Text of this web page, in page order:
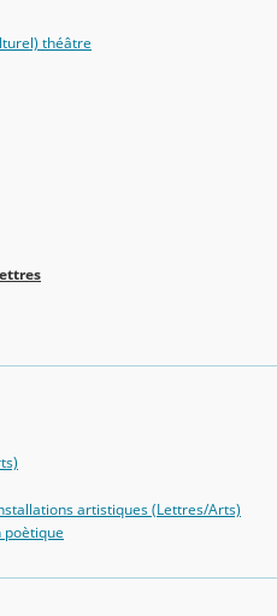
théâtre
artistiques (Lettres/Arts)
poètique